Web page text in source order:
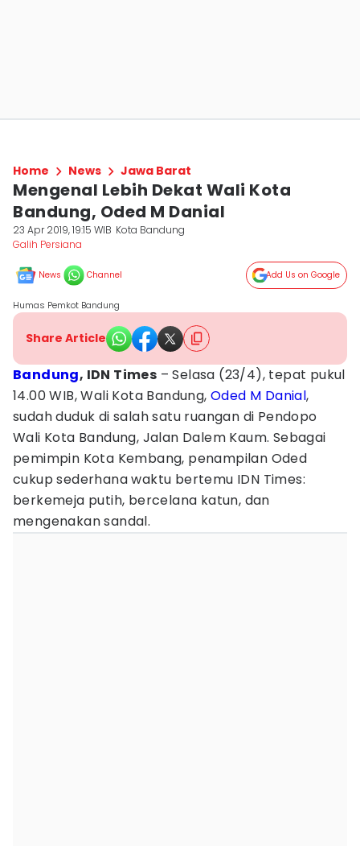
Home News Jawa Barat
Mengenal Lebih Dekat Wali Kota
Bandung, Oded M Danial
23 Apr 2019, 19:15 WIB Kota Bandung
Galih Persiana
News Channel Add Us on Google
Humas Pemkot Bandung
Share Article
Bandung, IDN Times – Selasa (23/4), tepat pukul
14.00 WIB, Wali Kota Bandung, Oded M Danial,
sudah duduk di salah satu ruangan di Pendopo
Wali Kota Bandung, Jalan Dalem Kaum. Sebagai
pemimpin Kota Kembang, penampilan Oded
cukup sederhana waktu bertemu IDN Times:
berkemeja putih, bercelana katun, dan
mengenakan sandal.